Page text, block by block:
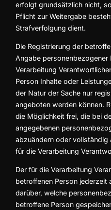
erfolgt grundsätzlich nicht,
Pflicht zur Weitergabe
Strafverfolgung dient.
Die Registrierung der
Angabe personenbezogener
Verarbeitung
Person Inhalte oder
der Natur der Sache nur
angeboten werden können.
die Möglichkeit frei, die bei
angegebenen
abzuändern oder vollständig
für die Verarbeitung
Der für die Verarbeitung
betroffenen Person jederzeit
darüber, welche
betroffene Person